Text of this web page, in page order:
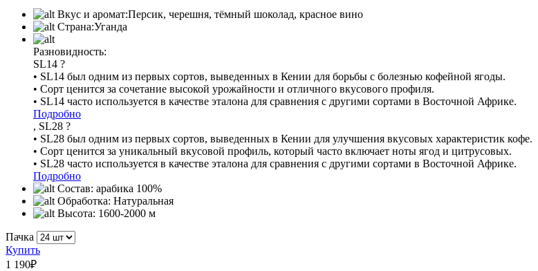
Вкус и аромат:Персик, черешня, тёмный шоколад, красное вино
Страна:Уганда
Разновидность:
SL14 ?
• SL14 был одним из первых сортов, выведенных в Кении для борьбы с болезнью кофейной ягоды.
• Сорт ценится за сочетание высокой урожайности и отличного вкусового профиля.
• SL14 часто используется в качестве эталона для сравнения с другими сортами в Восточной Африке.
Подробно
, SL28 ?
• SL28 был одним из первых сортов, выведенных в Кении для улучшения вкусовых характеристик кофе.
• Сорт ценится за уникальный вкусовой профиль, который часто включает ноты ягод и цитрусовых.
• SL28 часто используется в качестве эталона для сравнения с другими сортами в Восточной Африке.
Подробно
Состав: арабика 100%
Обработка: Натуральная
Высота: 1600-2000 м
Пачка
Купить
1 190₽